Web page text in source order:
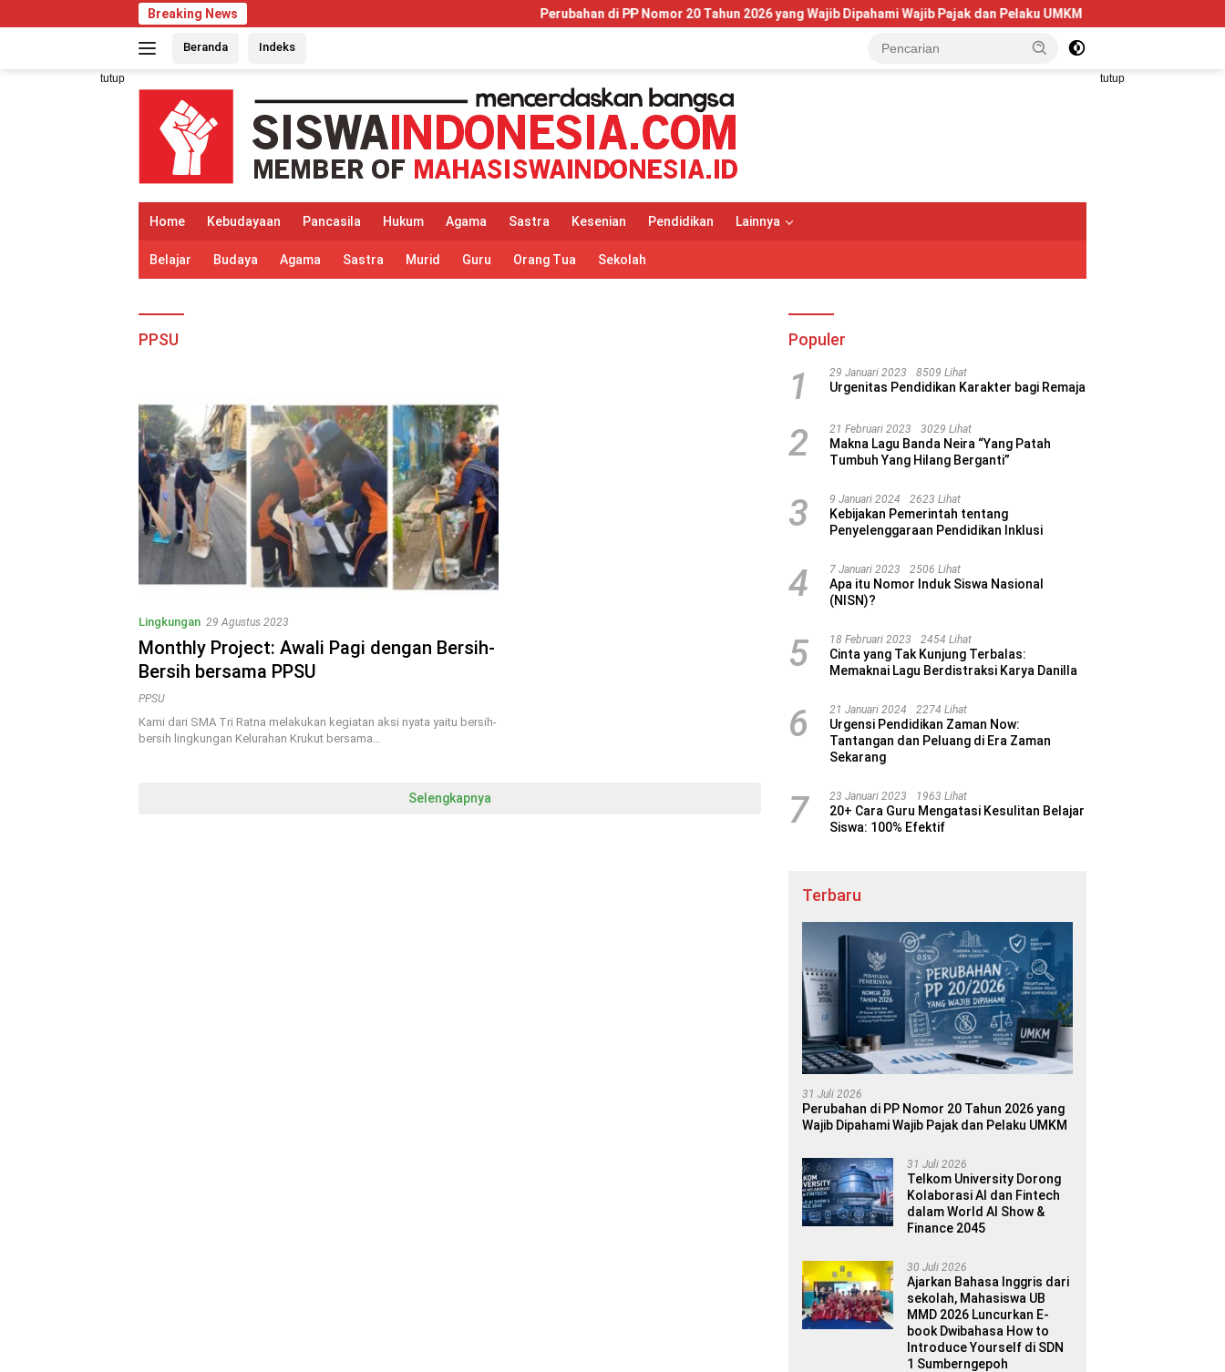
ke
Breaking News Perubahan di PP Nomor 20 Tahun 2026 yang Wajib Dipahami Wajib Pajak dan Pelaku UMKM Telkom University Dorong
Beranda Indeks
tutup tutup
Home Kebudayaan Pancasila Hukum Agama Sastra Kesenian Pendidikan Lainnya
Belajar Budaya Agama Sastra Murid Guru Orang Tua Sekolah
PPSU
Lingkungan 29 Agustus 2023
Monthly Project: Awali Pagi dengan Bersih-
Bersih bersama PPSU
PPSU
Kami dari SMA Tri Ratna melakukan kegiatan aksi nyata yaitu bersih-
bersih lingkungan Kelurahan Krukut bersama…
Selengkapnya
Populer
1 29 Januari 2023 8509 Lihat
Urgenitas Pendidikan Karakter bagi Remaja
2 21 Februari 2023 3029 Lihat
Makna Lagu Banda Neira “Yang Patah
Tumbuh Yang Hilang Berganti”
3 9 Januari 2024 2623 Lihat
Kebijakan Pemerintah tentang
Penyelenggaraan Pendidikan Inklusi
4 7 Januari 2023 2506 Lihat
Apa itu Nomor Induk Siswa Nasional
(NISN)?
5 18 Februari 2023 2454 Lihat
Cinta yang Tak Kunjung Terbalas:
Memaknai Lagu Berdistraksi Karya Danilla
6 21 Januari 2024 2274 Lihat
Urgensi Pendidikan Zaman Now:
Tantangan dan Peluang di Era Zaman
Sekarang
7 23 Januari 2023 1963 Lihat
20+ Cara Guru Mengatasi Kesulitan Belajar
Siswa: 100% Efektif
Terbaru
31 Juli 2026
Perubahan di PP Nomor 20 Tahun 2026 yang
Wajib Dipahami Wajib Pajak dan Pelaku UMKM
31 Juli 2026
Telkom University Dorong
Kolaborasi AI dan Fintech
dalam World AI Show &
Finance 2045
30 Juli 2026
Ajarkan Bahasa Inggris dari
sekolah, Mahasiswa UB
MMD 2026 Luncurkan E-
book Dwibahasa How to
Introduce Yourself di SDN
1 Sumberngepoh